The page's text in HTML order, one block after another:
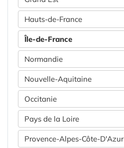
Hauts-de-France
Île-de-France
Normandie
Nouvelle-Aquitaine
Occitanie
Pays de la Loire
Provence-Alpes-Côte-D'Azur